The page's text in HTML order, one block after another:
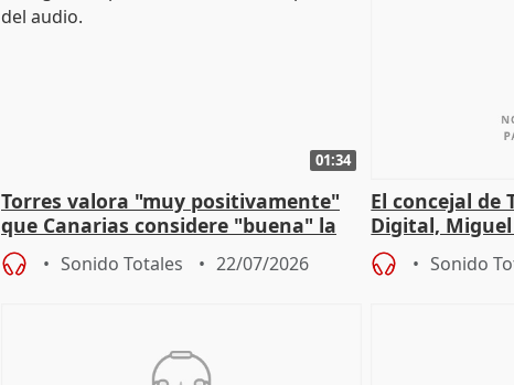
01:34
Torres valora "muy positivamente"
que Canarias considere "buena" la
propuesta del CPFF
Sonido Totales 22/07/2026
El concejal de
Digital,
sobre la
Sonido